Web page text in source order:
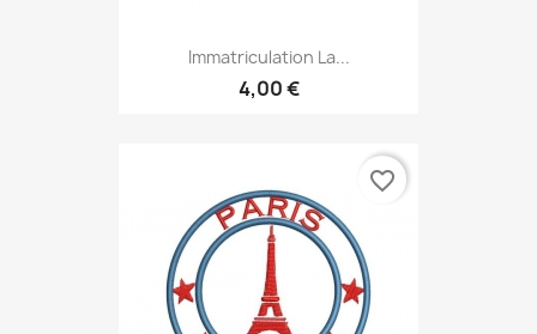
Immatriculation La...
4,00 €
favorite_border